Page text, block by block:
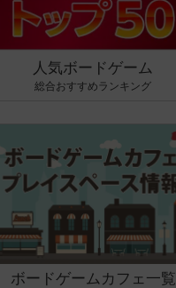
人気ボードゲーム
総合おすすめランキング
ボードゲームカフェ一覧